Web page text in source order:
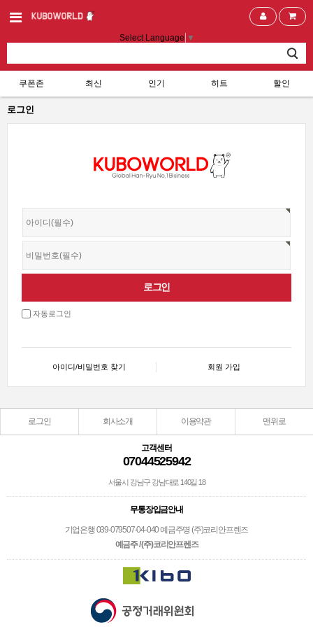
Select Language ▼
쿠폰존 최신 인기 히트 할인
로그인
자동로그인
아이디/비밀번호 찾기 회원 가입
로그인 회사소개 이용약관 맨위로
고객센터
07044525942
서울시 강남구 강남대로 140길 18
무통장입금안내
기업은행 039-079507-04-040 예금주명 (주)코리안프렌즈
예금주 / (주)코리안프렌즈